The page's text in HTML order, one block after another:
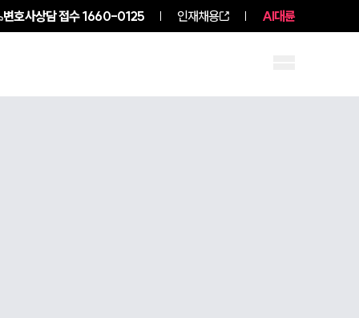
변호사상담 접수1660-0125 인재채용 AI대륜